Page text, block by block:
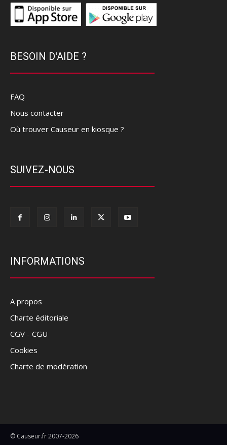
BESOIN D'AIDE ?
FAQ
Nous contacter
Où trouver Causeur en kiosque ?
SUIVEZ-NOUS
INFORMATIONS
A propos
Charte éditoriale
CGV - CGU
Cookies
Charte de modération
© Causeur.fr 2007-2026